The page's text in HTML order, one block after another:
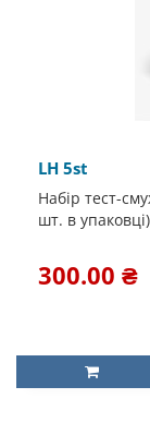
LH 5st
Набір тест-
шт. в
300.00 ₴